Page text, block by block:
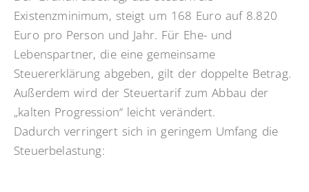
Existenzminimum, steigt um 168 Euro auf 8.820
Euro pro Person und Jahr. Für Ehe- und
Lebenspartner, die eine gemeinsame
Steuererklärung abgeben, gilt der doppelte Betrag.
Außerdem wird der Steuertarif zum Abbau der
„kalten Progression“ leicht verändert.
Dadurch verringert sich in geringem Umfang die
Steuerbelastung: